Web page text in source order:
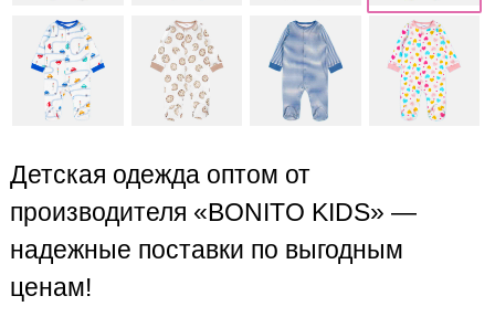
Детская одежда оптом от
производителя «BONITO KIDS» —
надежные поставки по выгодным
ценам!